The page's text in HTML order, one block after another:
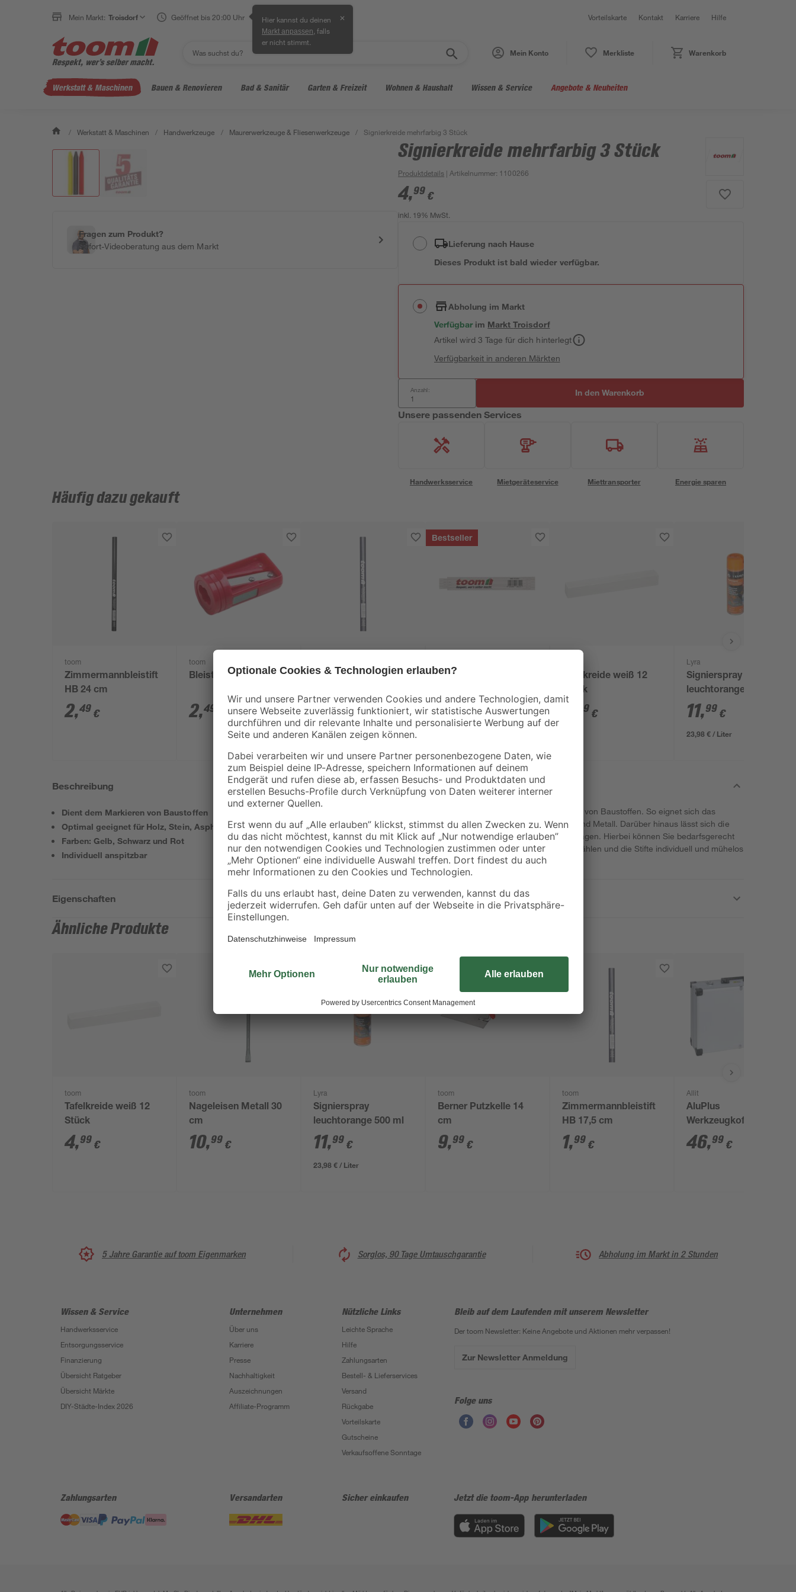
Mein Markt: Troisdorf Geöffnet bis 20:00 Uhr Hier kannst du deinen
Markt anpassen , falls
er nicht stimmt.
✕ Vorteilskarte Kontakt Karriere Hilfe
Mein Konto Merkliste Warenkorb
Werkstatt & Maschinen Bauen & Renovieren Bad & Sanitär Garten & Freizeit Wohnen & Haushalt Wissen & Service Angebote & Neuheiten
/ Werkstatt & Maschinen / Handwerkzeuge / Maurerwerkzeuge & Fliesenwerkzeuge / Signierkreide mehrfarbig 3 Stück
Fragen zum Produkt?
Sofort-Videoberatung aus dem Markt
Signierkreide mehrfarbig 3 Stück
Produktdetails | Artikelnummer: 1100266
4,99 €
inkl. 19% MwSt.
Lieferung nach Hause
Dieses Produkt ist bald wieder verfügbar.
Abholung im Markt
Verfügbar im MarktTroisdorf
Artikel wird 3 Tage für dich hinterlegt
Verfügbarkeit in anderen Märkten
Anzahl: In den Warenkorb
Unsere passenden Services
Handwerksservice Mietgeräteservice Miettransporter Energie sparen
Häufig dazu gekauft
toom
Zimmermannbleistift
HB 24 cm
2,49 €
toom
Bleistiftanspitzer rot
2,49
Zimmermannbleistift
1,99€
Bestseller
Zollstock Holz 2 m
4,29€
Tafelkreide weiß 12
Stück
99 €
Lyra
Signierspray
leuchtorange 500 ml
11,99 €
23,98 € / Liter
Beschreibung
Dient dem Markieren von Baustoffen
Optimal geeignet für Holz, Stein, Asphalt und Metall
Farben: Gelb, Schwarz und Rot
Individuell anspitzbar
Die Signierkreide von toom dient dem Markieren von Baustoffen. So eignet sich das
Produkt besonders gut für Holz, Stein, Asphalt und Metall. Darüber hinaus lässt sich die
Farbe auch auf Pappe, Leder und Textilien auftragen. Hierbei können Sie bedarfsgerecht
zwischen den Farben Gelb, Schwarz und Rot wählen und die Stifte individuell und mühelos
anspitzen.
Eigenschaften
Ähnliche Produkte
toom
Tafelkreide weiß 12
Stück
4,99 €
toom
Nageleisen Metall 30
cm
10,99 €
Lyra
Signierspray
leuchtorange 500 ml
11,99 €
23,98 € / Liter
toom
Berner Putzkelle 14
cm
9,99 €
toom
Zimmermannbleistift
HB 17,5 cm
1,99 €
Allit
AluPlus
Werkzeugkoffer 'Tool
L 44-1' silber 44,5 x
35,5 x 14,5 cm
46,99 €
5 Jahre Garantie auf toom Eigenmarken Sorglos, 90 Tage Umtauschgarantie Abholung im Markt in 2 Stunden
Wissen & Service
Handwerksservice
Entsorgungsservice
Finanzierung
Übersicht Ratgeber
Übersicht Märkte
DIY-Städte-Index 2026
Unternehmen
Über uns
Karriere
Presse
Nachhaltigkeit
Auszeichnungen
Affiliate-Programm
Nützliche Links
Leichte Sprache
Hilfe
Zahlungsarten
Bestell- & Lieferservices
Versand
Rückgabe
Vorteilskarte
Gutscheine
Verkaufsoffene Sonntage
Bleib auf dem Laufenden mit unserem Newsletter
Der toom Newsletter: Keine Angebote und Aktionen mehr verpassen!
Zur Newsletter Anmeldung
Folge uns
Zahlungsarten Versandarten Sicher einkaufen Jetzt die toom-App herunterladen